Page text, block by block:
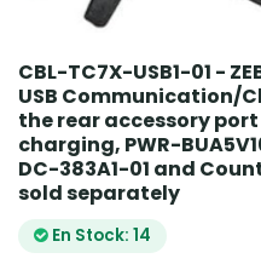
CBL-TC7X-USB1-01 -
USB Communication/
the rear accessory port
charging, PWR-
DC-383A1-01 and
sold separately
En Stock: 14